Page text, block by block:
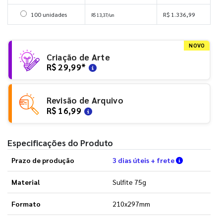
Selecionar 100 unidades
100 unidades R$ 13,37/un R$ 1.336,99
NOVO
Criação de Arte
R$ 29,99*
Revisão de Arquivo
R$ 16,99
Especificações do Produto
Prazo de produção 3 dias úteis + frete Verifique
Material Sulfite 75g
Formato 210x297mm